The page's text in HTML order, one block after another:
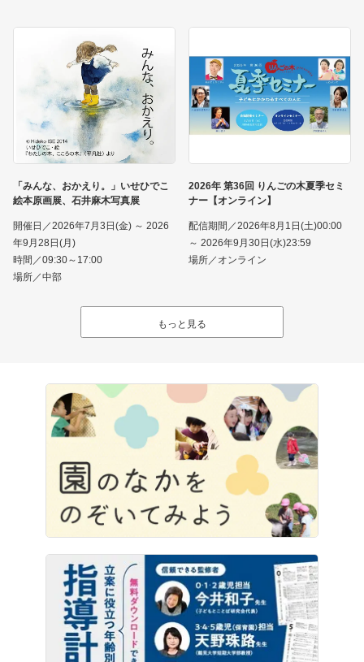
「みんな、おかえり。」いせひでこ
絵本原画展、石井麻木写真展
開催日／2026年7月3日(金) ～ 2026
年9月28日(月)
時間／09:30～17:00
場所／中部
2026年 第36回 りんごの木夏季セミ
ナー【オンライン】
配信期間／2026年8月1日(土)00:00
～ 2026年9月30日(水)23:59
場所／オンライン
もっと見る